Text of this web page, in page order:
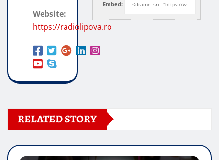
Embed:
Website:
https://radiolipova.ro
RELATED STORY